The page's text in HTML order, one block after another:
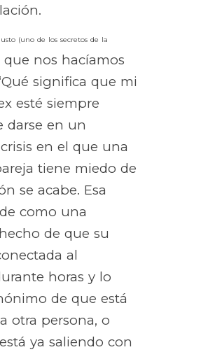
(uno de los secretos de la
nos hacíamos
significa que mi
esté siempre
darse en un
en el que una
tiene miedo de
se acabe. Esa
como una
de que su
al
horas y lo
de que está
otra persona, o
ya saliendo con